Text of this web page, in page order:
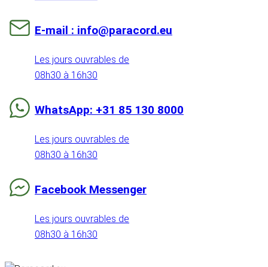
E-mail : info@paracord.eu
Les jours ouvrables de
08h30 à 16h30
WhatsApp: +31 85 130 8000
Les jours ouvrables de
08h30 à 16h30
Facebook Messenger
Les jours ouvrables de
08h30 à 16h30